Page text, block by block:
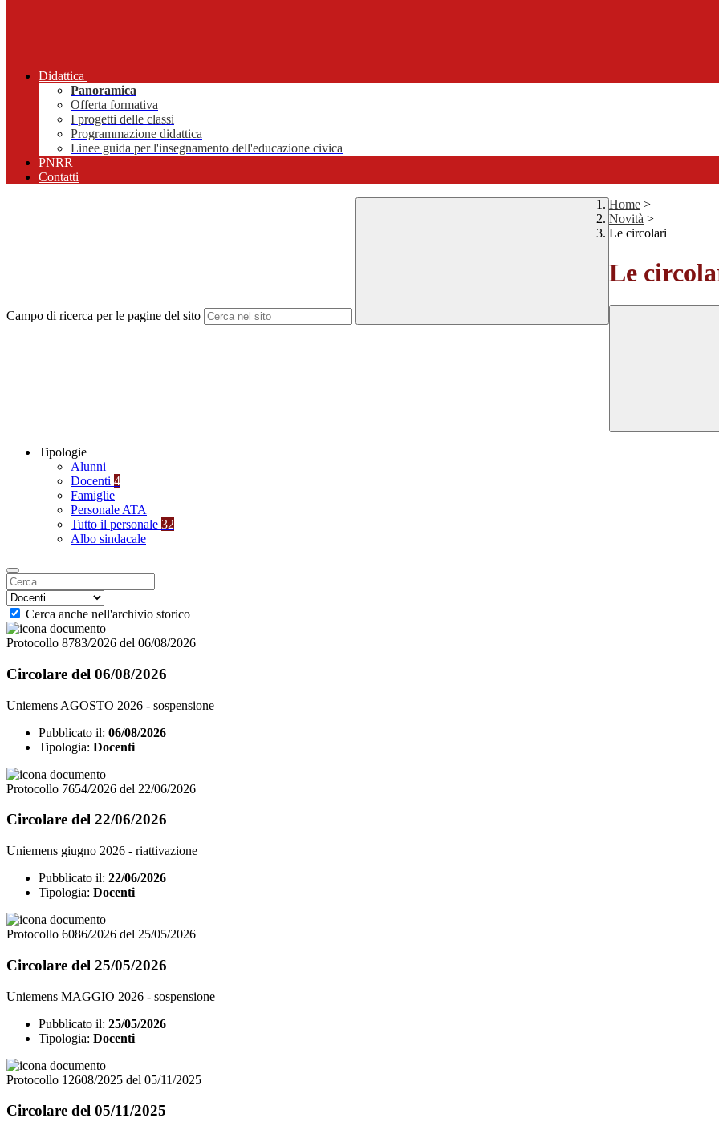
Didattica
Panoramica
Offerta formativa
I progetti delle classi
Programmazione didattica
Linee guida per l'insegnamento dell'educazione civica
PNRR
Contatti
Campo di ricerca per le pagine del sito
Home >
Novità >
Le circolari
Le
Tipologie
Alunni
Docenti 4
Famiglie
Personale ATA
Tutto il personale 32
Albo sindacale
Cerca anche nell'archivio storico
Protocollo 8783/2026 del 06/08/2026
Circolare del 06/08/2026
Uniemens AGOSTO 2026 - sospensione
Pubblicato il: 06/08/2026
Tipologia: Docenti
Protocollo 7654/2026 del 22/06/2026
Circolare del 22/06/2026
Uniemens giugno 2026 - riattivazione
Pubblicato il: 22/06/2026
Tipologia: Docenti
Protocollo 6086/2026 del 25/05/2026
Circolare del 25/05/2026
Uniemens MAGGIO 2026 - sospensione
Pubblicato il: 25/05/2026
Tipologia: Docenti
Protocollo 12608/2025 del 05/11/2025
Circolare del 05/11/2025